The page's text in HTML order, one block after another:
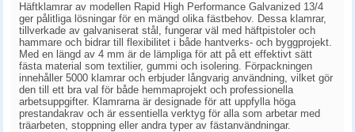
Häftklamrar av modellen Rapid High Performance Galvanized 13/4
ger pålitliga lösningar för en mängd olika fästbehov. Dessa klamrar,
tillverkade av galvaniserat stål, fungerar väl med häftpistoler och
hammare och bidrar till flexibilitet i både hantverks- och byggprojekt.
Med en längd av 4 mm är de lämpliga för att på ett effektivt sätt
fästa material som textilier, gummi och isolering. Förpackningen
innehåller 5000 klamrar och erbjuder långvarig användning, vilket gör
den till ett bra val för både hemmaprojekt och professionella
arbetsuppgifter. Klamrarna är designade för att uppfylla höga
prestandakrav och är essentiella verktyg för alla som arbetar med
träarbeten, stoppning eller andra typer av fästanvändningar.